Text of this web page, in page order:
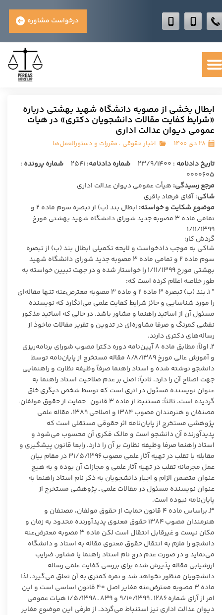
درخواست مشاوره
ابطال بخشی از مصوبه دانشگاه شهید بهشتی درباره
«شرایط کفایت مقالات دانشجویان دکتری» در هیات
عمومی دیوان عدالت اداری
۲۸ دی ۱۴۰۰ اخبار حقوقی ، مقررات و دستورالعمل‌ها
تاریخ دادنامه : ۲۳/۹/۱۴۰۰ شماره دادنامه: ۲۵۴۱ شماره پرونده :
۰۰۰۰۶۰۵
مرجع رسیدگی: هیأت عمومی دیوان عدالت اداری
شاکی: آقای فرهاد باقری
موضوع شکایت و خواسته:
ابطال بند (ب) از تبصره سوم ماده ۲ و
تمامی ماده ۳ مصوبه جدید شورای دانشگاه شهید بهشتی مورخ
۱/۱۱/۱۳۹۹
گردش کار:
شاکی به موجب دادخواست و لایحه تکمیلی ابطال بند (ب) از تبصره
سوم ماده ۲ و تمامی ماده ۳ مصوبه جدید شورای دانشگاه شهید
بهشتی مورخ ۱/۱۱/۱۳۹۹ را خواستار شده و در جهت تبیین خواسته به
طور خلاصه اعلام کرده است که:
” ۱ـ بند (ب) تبصره ۳ ماده ۲ و ماده ۳ مصوبه معترض‌عنه تنها مقاله‌ای
را مورد شناسایی و حائز شرایط کفایت علمی می‌انگارد که نویسنده
مسئول آن از اساتید راهنما و مشاور باشد. در حالی که اساتید مذکور
نقشی کمرنگ و صرفا مشاوره‌ای در تدوین و تقریر مقالات ماخوذ از
رساله‌های دکتری دارند.
۲ـ اولاً: مطابق ماده ۸ آیین‌نامه دوره دکترا مصوب شورای برنامه‌ریزی
و آموزش عالی مورخ ۸/۸/۱۳۸۹ مقاله مستخرج از پایان‌نامه توسط
دانشجو نوشته شده و استاد راهنما صرفاً وظیفه نظارت و راهنمایی
جهت اصلاح آن را دارد. ثانیاً: اصل بر عدم صلاحیت استاد راهنما به
عنوان نویسنده مسئول در اثری است که توسط شخص دیگری خلق
گردیده است. ثالثاً: مستنبط از ماده ۳ قانون حمایت از حقوق مولفان،
مصنفان و هنرمندان مصوب ۱۳۸۴ و اصلاحی ۱۳۸۹، مقاله علمی
پژوهشی مستخرج از پایان‌نامه اثر حقوقی مستقلی است که
پدیدآورنده آن دانشجو است و مالک فکری آن محسوب می‌شود و
استاد راهنما صرفا وظیفه نظارت بر آن را دارد. رابعا قانون پیشگیری و
مقابله با تقلب در تهیه آثار علمی مصوب ۳۱/۵/۱۳۹۶ در مقام بیان
عمل مجرمانه تقلب در تهیه آثار علمی و مجازات آن بوده و به هیچ
عنوان متضمن الزام و اجبار دانشجویان به ذکر نام استاد راهنما به
عنوان نویسنده مسئول در مقالات علمی ـ پژوهشی مستخرج از
پایان‌نامه نبوده است.
۳ـ براساس ماده ۴ قانون حمایت از حقوق مولفان، مصنفان و
هنرمندان مصوب ۱۳۸۴ حقوق معنوی پدیدآورنده محدود به زمان و
مکان نیست و غیرقابل انتقال است لکن ماده ۳ مصوبه معترض‌عنه
دانشجو را ملزم به انتقال حقوق معنوی مقاله به استاد و دانشگاه
می‌نماید و در صورت عدم درج نام استاد راهنما یا مشاور، ضرایب
ارزشیابی مقاله پذیرش شده برای بررسی کفایت علمی رساله
دانشجویان منظور نخواهد شد و نمره کمتری به آن تعلق می‌گیرد، لذا
ماده ۳ مصوبه معترض‌عنه مغایر اصل ۴۰ قانون اساسی است و این
امر از آرای شماره ۱۲۸۶ ـ ۹/۱۰/۱۳۹۹ و ۸۳۹ ـ ۱/۵/۱۳۹۸ هیات عمومی
دیوان عدالت اداری نیز استنباط می‌گردد. از طرفی این موضوع مغایر